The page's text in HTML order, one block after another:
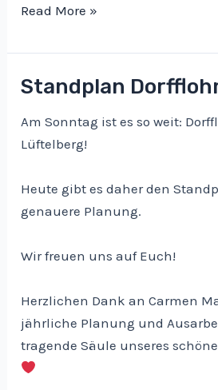
Weihnachtsmarkt
Read More »
Standplan
Am Sonntag ist es so weit:
Lüftelberg!
Heute gibt es daher den
genauere Planung.
Wir freuen uns auf Euch!
Herzlichen Dank an Carmen
jährliche Planung und
tragende Säule unseres